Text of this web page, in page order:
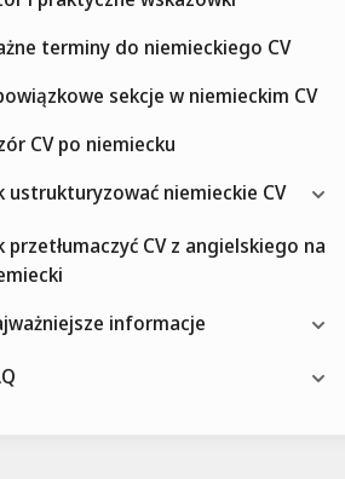
terminy do niemieckiego CV
sekcje w niemieckim CV
CV po niemiecku
ustrukturyzować niemieckie CV
przetłumaczyć CV z angielskiego na
informacje